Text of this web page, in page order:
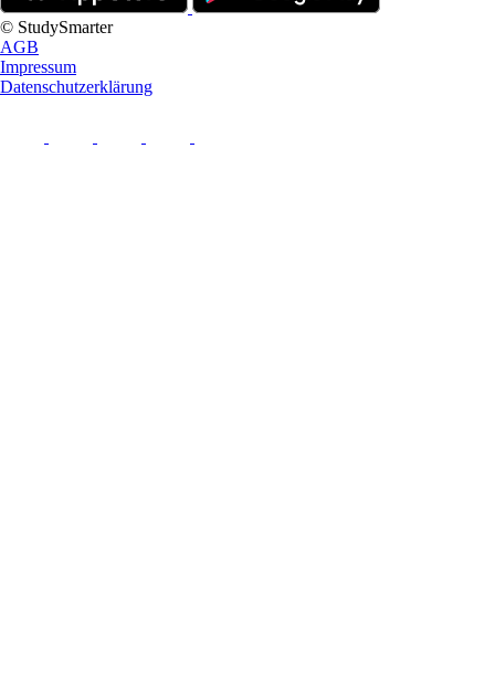
© StudySmarter
AGB
Impressum
Datenschutzerklärung